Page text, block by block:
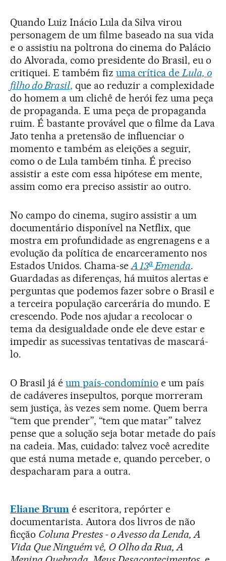
Quando Luiz Inácio Lula da Silva virou
personagem de um filme baseado na sua vida
e o assistiu na poltrona do cinema do Palácio
do Alvorada, como presidente do Brasil, eu o
critiquei. E também fiz uma crítica deLula, o
filho do Brasil, que ao reduzir a complexidade
do homem a um clichê de herói fez uma peça
de propaganda. E uma peça de propaganda
ruim. É bastante provável que o filme da Lava
Jato tenha a pretensão de influenciar o
momento e também as eleições a seguir,
como o de Lula também tinha. É preciso
assistir a este com essa hipótese em mente,
assim como era preciso assistir ao outro.
No campo do cinema, sugiro assistir a um
documentário disponível na Netflix, que
mostra em profundidade as engrenagens e a
evolução da política de encarceramento nos
Estados Unidos. Chama-seA 13aEmenda.
Guardadas as diferenças, há muitos alertas e
perguntas que podemos fazer sobre o Brasil e
a terceira população carcerária do mundo. E
crescendo. Pode nos ajudar a recolocar o
tema da desigualdade onde ele deve estar e
impedir as sucessivas tentativas de mascará-
lo.
O Brasil já é um país-condomínio e um país
de cadáveres insepultos, porque morreram
sem justiça, às vezes sem nome. Quem berra
“tem que prender”, “tem que matar” talvez
pense que a solução seja botar metade do país
na cadeia. Mas, cuidado: talvez você acredite
que está numa metade e, quando perceber, o
despacharam para a outra.
Eliane Brum é escritora, repórter e
documentarista. Autora dos livros de não
ficção Coluna Prestes - o Avesso da Lenda, A
Vida Que Ninguém vê, O Olho da Rua, A